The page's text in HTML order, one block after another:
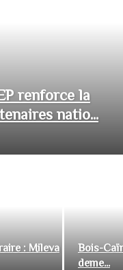
renforce la
natio...
: Mileva
Bois-
deme...